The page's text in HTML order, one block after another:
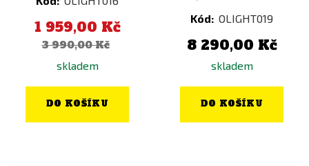
1 959,00 Kč
3 990,00 Kč
skladem
DO KOŠÍKU
Kód: OLIGHT019
8 290,00 Kč
skladem
DO KOŠÍKU